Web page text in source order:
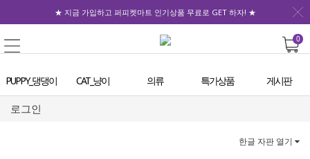
★ 지금 가입하고 퍼피켓마트 인기상품 무료로 GET 하자! ★
0
PUPPY_댕댕이 CAT_냥이 의류 특가상품 게시판
로그인
한글 자판 열기